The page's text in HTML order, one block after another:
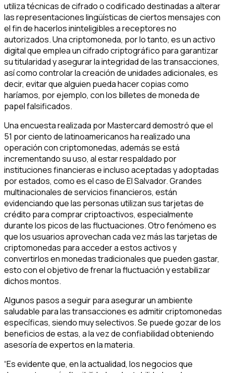
utiliza técnicas de cifrado o codificado destinadas a alterar
las representaciones lingüísticas de ciertos mensajes con
el fin de hacerlos ininteligibles a receptores no
autorizados. Una criptomoneda, por lo tanto, es un activo
digital que emplea un cifrado criptográfico para garantizar
su titularidad y asegurar la integridad de las transacciones,
así como controlar la creación de unidades adicionales, es
decir, evitar que alguien pueda hacer copias como
haríamos, por ejemplo, con los billetes de moneda de
papel falsificados.
Una encuesta realizada por Mastercard demostró que el
51 por ciento de latinoamericanos ha realizado una
operación con criptomonedas, además se está
incrementando su uso, al estar respaldado por
instituciones financieras e incluso aceptadas y adoptadas
por estados, como es el caso de El Salvador. Grandes
multinacionales de servicios financieros, están
evidenciando que las personas utilizan sus tarjetas de
crédito para comprar criptoactivos, especialmente
durante los picos de las fluctuaciones. Otro fenómeno es
que los usuarios aprovechan cada vez más las tarjetas de
criptomonedas para acceder a estos activos y
convertirlos en monedas tradicionales que pueden gastar,
esto con el objetivo de frenar la fluctuación y estabilizar
dichos montos.
Algunos pasos a seguir para asegurar un ambiente
saludable para las transacciones es admitir criptomonedas
específicas, siendo muy selectivos. Se puede gozar de los
beneficios de estas, a la vez de confiabilidad obteniendo
asesoría de expertos en la materia.
“Es evidente que, en la actualidad, los negocios que